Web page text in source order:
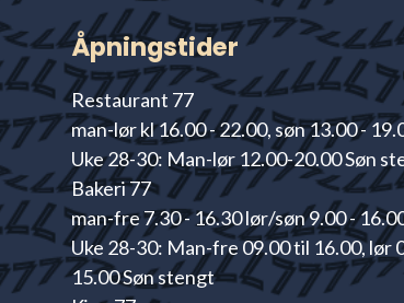
Åpningstider
Restaurant 77
man-lør kl 16.00 - 22.00, søn 13.00 -
Uke 28-30: Man-lør 12.00-20.00 Søn
Bakeri 77
man-fre 7.30 - 16.30 lør/søn 9.00 -
Uke 28-30: Man-fre 09.00 til 16.00, lør
15.00 Søn stengt